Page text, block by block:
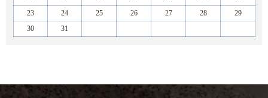
23
24 25 26 27 28
29
30
31